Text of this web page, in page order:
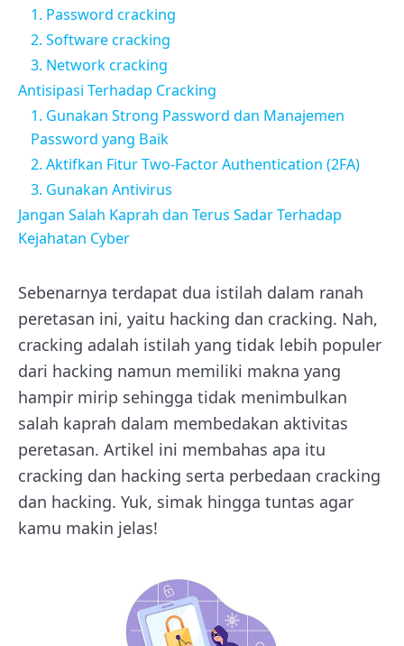
1. Password cracking
2. Software cracking
3. Network cracking
Antisipasi Terhadap Cracking
1. Gunakan Strong Password dan Manajemen
Password yang Baik
2. Aktifkan Fitur Two-Factor Authentication (2FA)
3. Gunakan Antivirus
Jangan Salah Kaprah dan Terus Sadar Terhadap
Kejahatan Cyber
Sebenarnya terdapat dua istilah dalam ranah
peretasan ini, yaitu hacking dan cracking. Nah,
cracking adalah istilah yang tidak lebih populer
dari hacking namun memiliki makna yang
hampir mirip sehingga tidak menimbulkan
salah kaprah dalam membedakan aktivitas
peretasan. Artikel ini membahas apa itu
cracking dan hacking serta perbedaan cracking
dan hacking. Yuk, simak hingga tuntas agar
kamu makin jelas!